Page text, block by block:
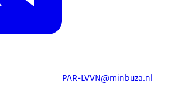
PAR-LVVN@minbuza.nl